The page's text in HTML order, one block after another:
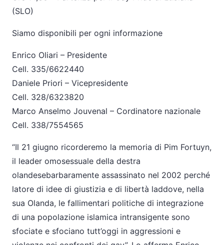
(SLO)
Siamo disponibili per ogni informazione
Enrico Oliari – Presidente
Cell. 335/6622440
Daniele Priori – Vicepresidente
Cell. 328/6323820
Marco Anselmo Jouvenal – Cordinatore nazionale
Cell. 338/7554565
“Il 21 giugno ricorderemo la memoria di Pim Fortuyn,
il leader omosessuale della destra
olandesebarbaramente assassinato nel 2002 perché
latore di idee di giustizia e di libertà laddove, nella
sua Olanda, le fallimentari politiche di integrazione
di una popolazione islamica intransigente sono
sfociate e sfociano tutt’oggi in aggressioni e